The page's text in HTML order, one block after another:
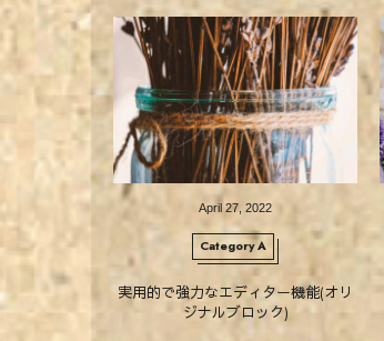
April 27 2022
Category A
実用的で強力なエディター機能(オリ
ジナルブロック)